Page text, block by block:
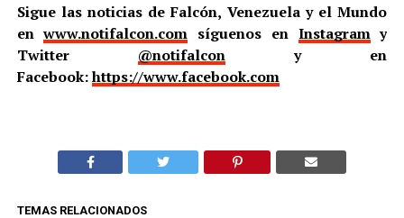
Sigue las noticias de Falcón, Venezuela y el Mundo
enwww.notifalcon.com síguenos en Instagramy
Twitter @notifalcony en
Facebook:https://www.facebook.com
TEMAS RELACIONADOS